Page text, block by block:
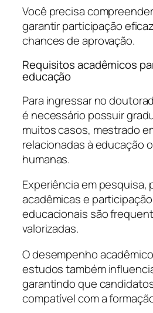
Você precisa
garantir participação
chances de aprovação.
Requisitos acadêmicos
educação
Para ingressar no
é necessário possuir
muitos casos, mestrado
relacionadas à educação
humanas.
Experiência em pesquisa,
acadêmicas e
educacionais são
valorizadas.
O desempenho
estudos também
garantindo que
compatível com a